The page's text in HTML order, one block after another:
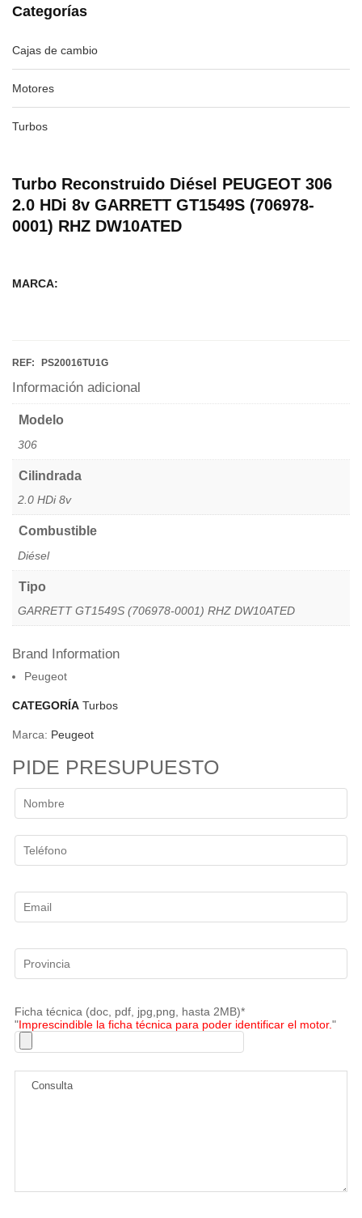
Categorías
Cajas de cambio
Motores
Turbos
Turbo Reconstruido Diésel PEUGEOT 306
2.0 HDi 8v GARRETT GT1549S (706978-
0001) RHZ DW10ATED
MARCA:
REF: PS20016TU1G
Información adicional
Modelo
306
Cilindrada
2.0 HDi 8v
Combustible
Diésel
Tipo
GARRETT GT1549S (706978-0001) RHZ DW10ATED
Brand Information
Peugeot
CATEGORÍA Turbos
Marca: Peugeot
PIDE PRESUPUESTO
Ficha técnica (doc, pdf, jpg,png, hasta 2MB)*
"Imprescindible la ficha técnica para poder identificar el motor."